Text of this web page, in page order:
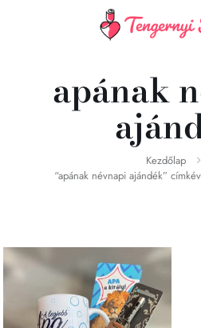
apának
Kezdőlap
“apának névnapi ajándék”